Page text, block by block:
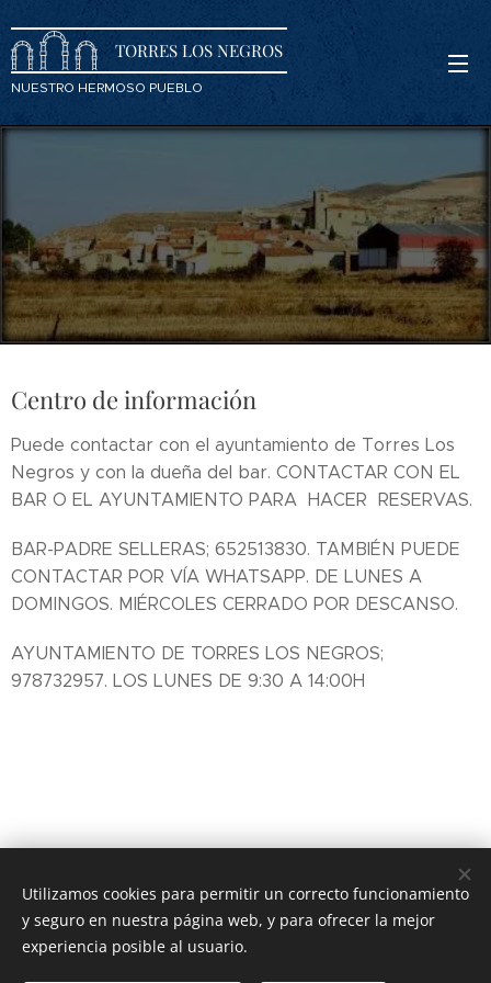
TORRES LOS NEGROS
NUESTRO HERMOSO PUEBLO
Centro de información
Puede contactar con el ayuntamiento de Torres Los
Negros y con la dueña del bar. CONTACTAR CON EL
BAR O EL AYUNTAMIENTO PARA HACER RESERVAS.
BAR-PADRE SELLERAS; 652513830. TAMBIÉN PUEDE
CONTACTAR POR VÍA WHATSAPP. DE LUNES A
DOMINGOS. MIÉRCOLES CERRADO POR DESCANSO.
AYUNTAMIENTO DE TORRES LOS NEGROS;
978732957. LOS LUNES DE 9:30 A 14:00H
Utilizamos cookies para permitir un correcto funcionamiento
y seguro en nuestra página web, y para ofrecer la mejor
experiencia posible al usuario.